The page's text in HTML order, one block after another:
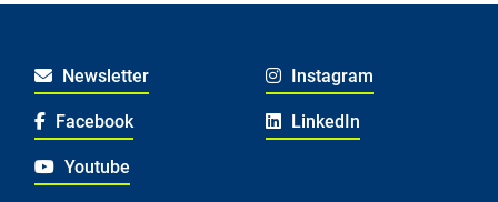
Newsletter Instagram
Facebook LinkedIn
Youtube